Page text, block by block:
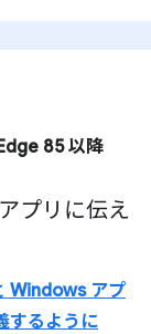
85 以降
プリに伝え
Windows アプ
するように